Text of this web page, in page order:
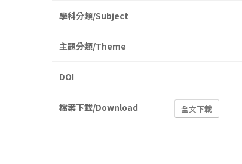
學科分類/Subject
主題分類/Theme
DOI
檔案下載/Download 全文下載